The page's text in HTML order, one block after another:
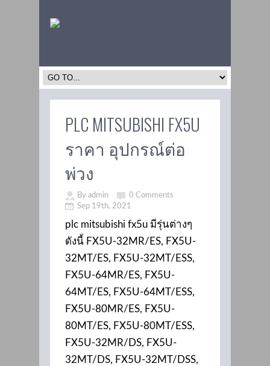
PLC MITSUBISHI FX5U
ราคา อุปกรณ์ต่อ
พ่วง
By admin
0 Comments
Sep 19th, 2021
plc mitsubishi fx5u มีรุ่นต่างๆ
ดังนี้ FX5U-32MR/ES, FX5U-
32MT/ES, FX5U-32MT/ESS,
FX5U-64MR/ES, FX5U-
64MT/ES, FX5U-64MT/ESS,
FX5U-80MR/ES, FX5U-
80MT/ES, FX5U-80MT/ESS,
FX5U-32MR/DS, FX5U-
32MT/DS, FX5U-32MT/DSS,